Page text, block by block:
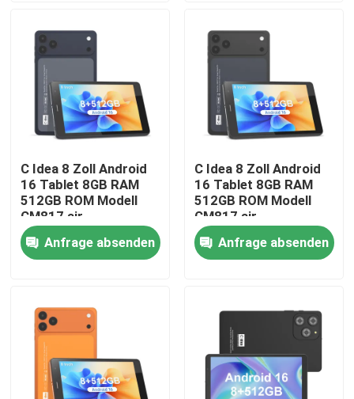
Videos
VR Show
Über uns
Fabrik Tour
Qualitätskontrolle
Nachrichten
Referenzen
C Idea 8 Zoll Android
16 Tablet 8GB RAM
512GB ROM Modell
CM817 air
Anfrage absenden
C Idea 8 Zoll Android
16 Tablet 8GB RAM
512GB ROM Modell
CM817 air
Anfrage absenden